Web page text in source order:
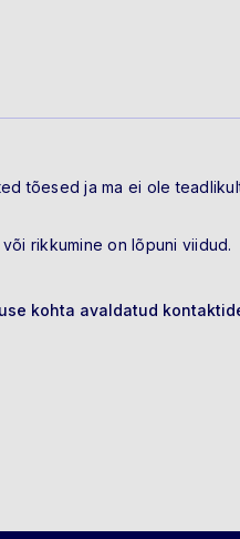
tõesed ja ma ei ole
rikkumine on lõpuni viidud.
kohta avaldatud